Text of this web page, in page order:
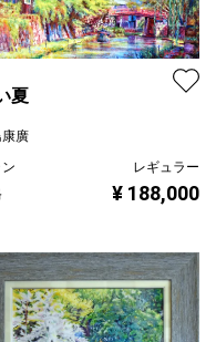
夏
廣
レギュラー
¥ 188,000